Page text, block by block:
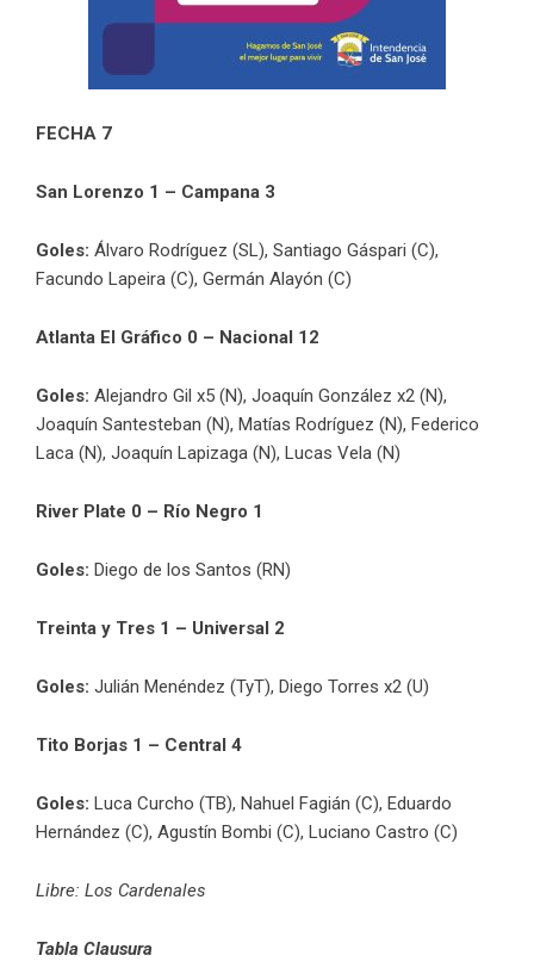
FECHA 7
San Lorenzo 1 – Campana 3
Goles: Álvaro Rodríguez (SL), Santiago Gáspari (C),
Facundo Lapeira (C), Germán Alayón (C)
Atlanta El Gráfico 0 – Nacional 12
Goles: Alejandro Gil x5 (N), Joaquín González x2 (N),
Joaquín Santesteban (N), Matías Rodríguez (N), Federico
Laca (N), Joaquín Lapizaga (N), Lucas Vela (N)
River Plate 0 – Río Negro 1
Goles: Diego de los Santos (RN)
Treinta y Tres 1 – Universal 2
Goles: Julián Menéndez (TyT), Diego Torres x2 (U)
Tito Borjas 1 – Central 4
Goles: Luca Curcho (TB), Nahuel Fagián (C), Eduardo
Hernández (C), Agustín Bombi (C), Luciano Castro (C)
Libre: Los Cardenales
Tabla Clausura